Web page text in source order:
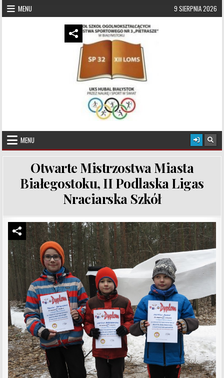
Skip to content
MENU 9 SIERPNIA 2026
UKS Hubal Białystok
MENU
Otwarte Mistrzostwa Miasta
Białegostoku, II Podlaska Ligas
Nraciarska Szkół